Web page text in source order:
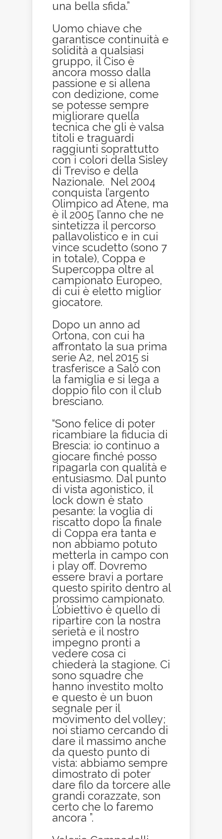
una bella sfida.”
Uomo chiave che
garantisce continuità e
solidità a qualsiasi
gruppo, il Ciso è
ancora mosso dalla
passione e si allena
con dedizione, come
se potesse sempre
migliorare quella
tecnica che gli è valsa
titoli e traguardi
raggiunti soprattutto
con i colori della Sisley
di Treviso e della
Nazionale. Nel 2004
conquista l’argento
Olimpico ad Atene, ma
è il 2005 l’anno che ne
sintetizza il percorso
pallavolistico e in cui
vince scudetto (sono 7
in totale), Coppa e
Supercoppa oltre al
campionato Europeo,
di cui è eletto miglior
giocatore.
Dopo un anno ad
Ortona, con cui ha
affrontato la sua prima
serie A2, nel 2015 si
trasferisce a Salò con
la famiglia e si lega a
doppio filo con il club
bresciano.
“Sono felice di poter
ricambiare la fiducia di
Brescia: io continuo a
giocare finché posso
ripagarla con qualità e
entusiasmo. Dal punto
di vista agonistico, il
lock down è stato
pesante: la voglia di
riscatto dopo la finale
di Coppa era tanta e
non abbiamo potuto
metterla in campo con
i play off. Dovremo
essere bravi a portare
questo spirito dentro al
prossimo campionato.
L’obiettivo è quello di
ripartire con la nostra
serietà e il nostro
impegno pronti a
vedere cosa ci
chiederà la stagione. Ci
sono squadre che
hanno investito molto
e questo è un buon
segnale per il
movimento del volley;
noi stiamo cercando di
dare il massimo anche
da questo punto di
vista: abbiamo sempre
dimostrato di poter
dare filo da torcere alle
grandi corazzate, son
certo che lo faremo
ancora ”.